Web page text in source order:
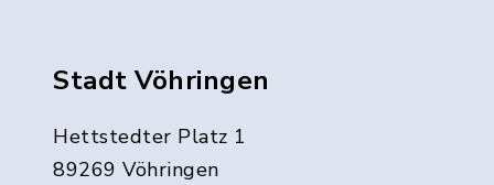
Stadt Vöhringen
Hettstedter Platz 1
89269 Vöhringen